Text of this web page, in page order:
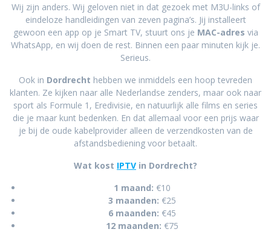
Wij zijn anders. Wij geloven niet in dat gezoek met M3U-links of
eindeloze handleidingen van zeven pagina’s. Jij installeert
gewoon een app op je Smart TV, stuurt ons je MAC-adres via
WhatsApp, en wij doen de rest. Binnen een paar minuten kijk je.
Serieus.
Ook in Dordrecht hebben we inmiddels een hoop tevreden
klanten. Ze kijken naar alle Nederlandse zenders, maar ook naar
sport als Formule 1, Eredivisie, en natuurlijk alle films en series
die je maar kunt bedenken. En dat allemaal voor een prijs waar
je bij de oude kabelprovider alleen de verzendkosten van de
afstandsbediening voor betaalt.
Wat kost IPTV in Dordrecht?
1 maand: €10
3 maanden: €25
6 maanden: €45
12 maanden: €75